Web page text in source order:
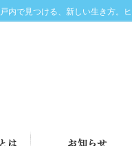
内で見つける、新しい生き方。